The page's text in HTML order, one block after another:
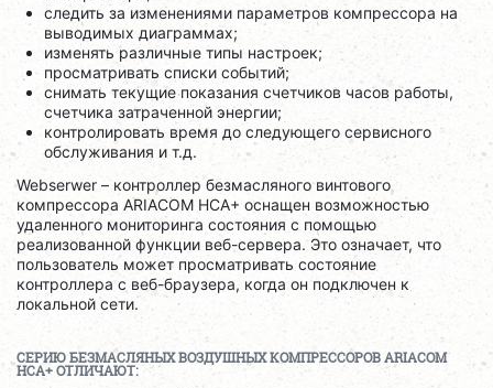
следить за изменениями параметров компрессора на
выводимых диаграммах;
изменять различные типы настроек;
просматривать списки событий;
снимать текущие показания счетчиков часов работы,
счетчика затраченной энергии;
контролировать время до следующего сервисного
обслуживания и т.д.
Webserwer – контроллер безмасляного винтового
компрессора ARIACOM HCA+ оснащен возможностью
удаленного мониторинга состояния с помощью
реализованной функции веб-сервера. Это означает, что
пользователь может просматривать состояние
контроллера с веб-браузера, когда он подключен к
локальной сети.
СЕРИЮ БЕЗМАСЛЯНЫХ ВОЗДУШНЫХ КОМПРЕССОРОВARIACOM
HCA+ ОТЛИЧАЮТ: